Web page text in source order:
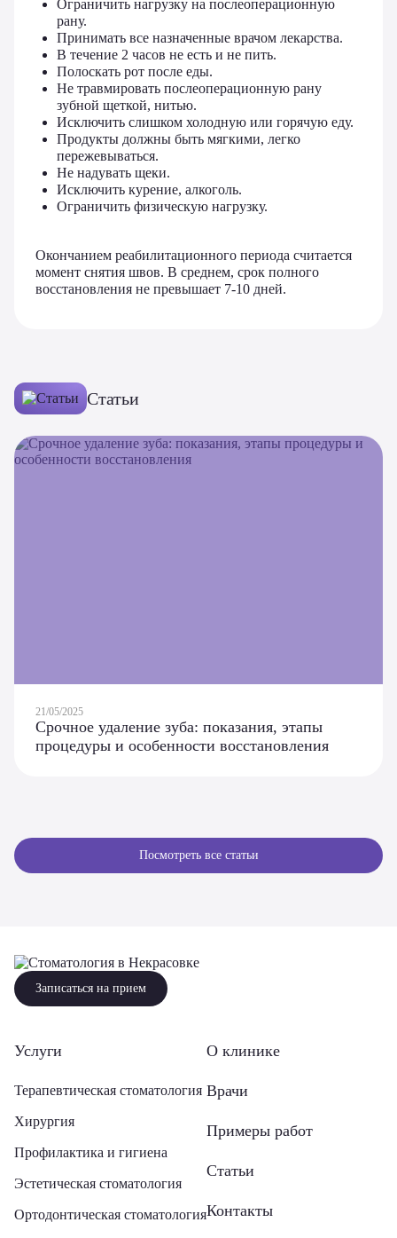
Ограничить нагрузку на послеоперационную
рану.
Принимать все назначенные врачом лекарства.
В течение 2 часов не есть и не пить.
Полоскать рот после еды.
Не травмировать послеоперационную рану
зубной щеткой, нитью.
Исключить слишком холодную или горячую еду.
Продукты должны быть мягкими, легко
пережевываться.
Не надувать щеки.
Исключить курение, алкоголь.
Ограничить физическую нагрузку.
Окончанием реабилитационного периода считается
момент снятия швов. В среднем, срок полного
восстановления не превышает 7-10 дней.
Статьи
Посмотреть все статьи
21/05/2025
Срочное удаление зуба: показания, этапы
процедуры и особенности восстановления
Записаться на прием
Услуги
Терапевтическая стоматология
Хирургия
Профилактика и гигиена
Эстетическая стоматология
Ортодонтическая стоматология
О клинике
Врачи
Примеры работ
Статьи
Контакты